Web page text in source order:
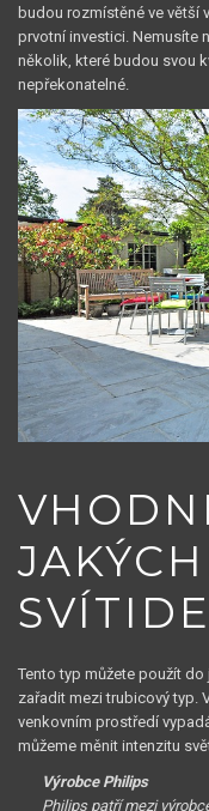
budou rozmístěné ve větší
prvotní investici. Nemusíte
několik, které budou svou
nepřekonatelné.
Tento typ můžete použít
zařadit mezi trubicový typ.
venkovním prostředí
můžeme měnit intenzitu
Výrobce Philips
Philips patří mezi